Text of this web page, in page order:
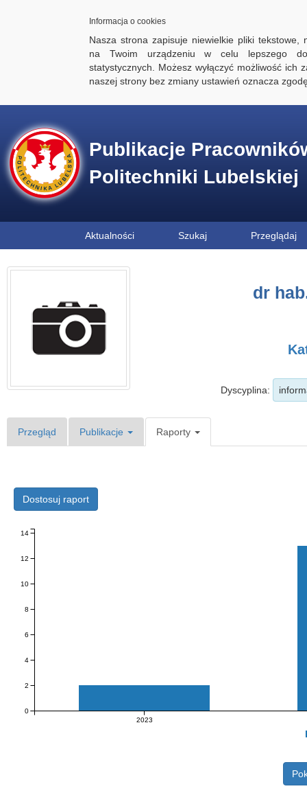
Informacja o cookies
Nasza strona zapisuje niewielkie pliki tekstowe,
na Twoim urządzeniu w celu lepszego
statystycznych. Możesz wyłączyć możliwość ich
naszej strony bez zmiany ustawień oznacza
Publikacje
Politechniki Lubelskiej
Aktualności Szukaj Przeglądaj
dr
Dyscyplina:
Przegląd Publikacje Raporty
Dostosuj raport
2023
0
2
4
6
8
10
12
14